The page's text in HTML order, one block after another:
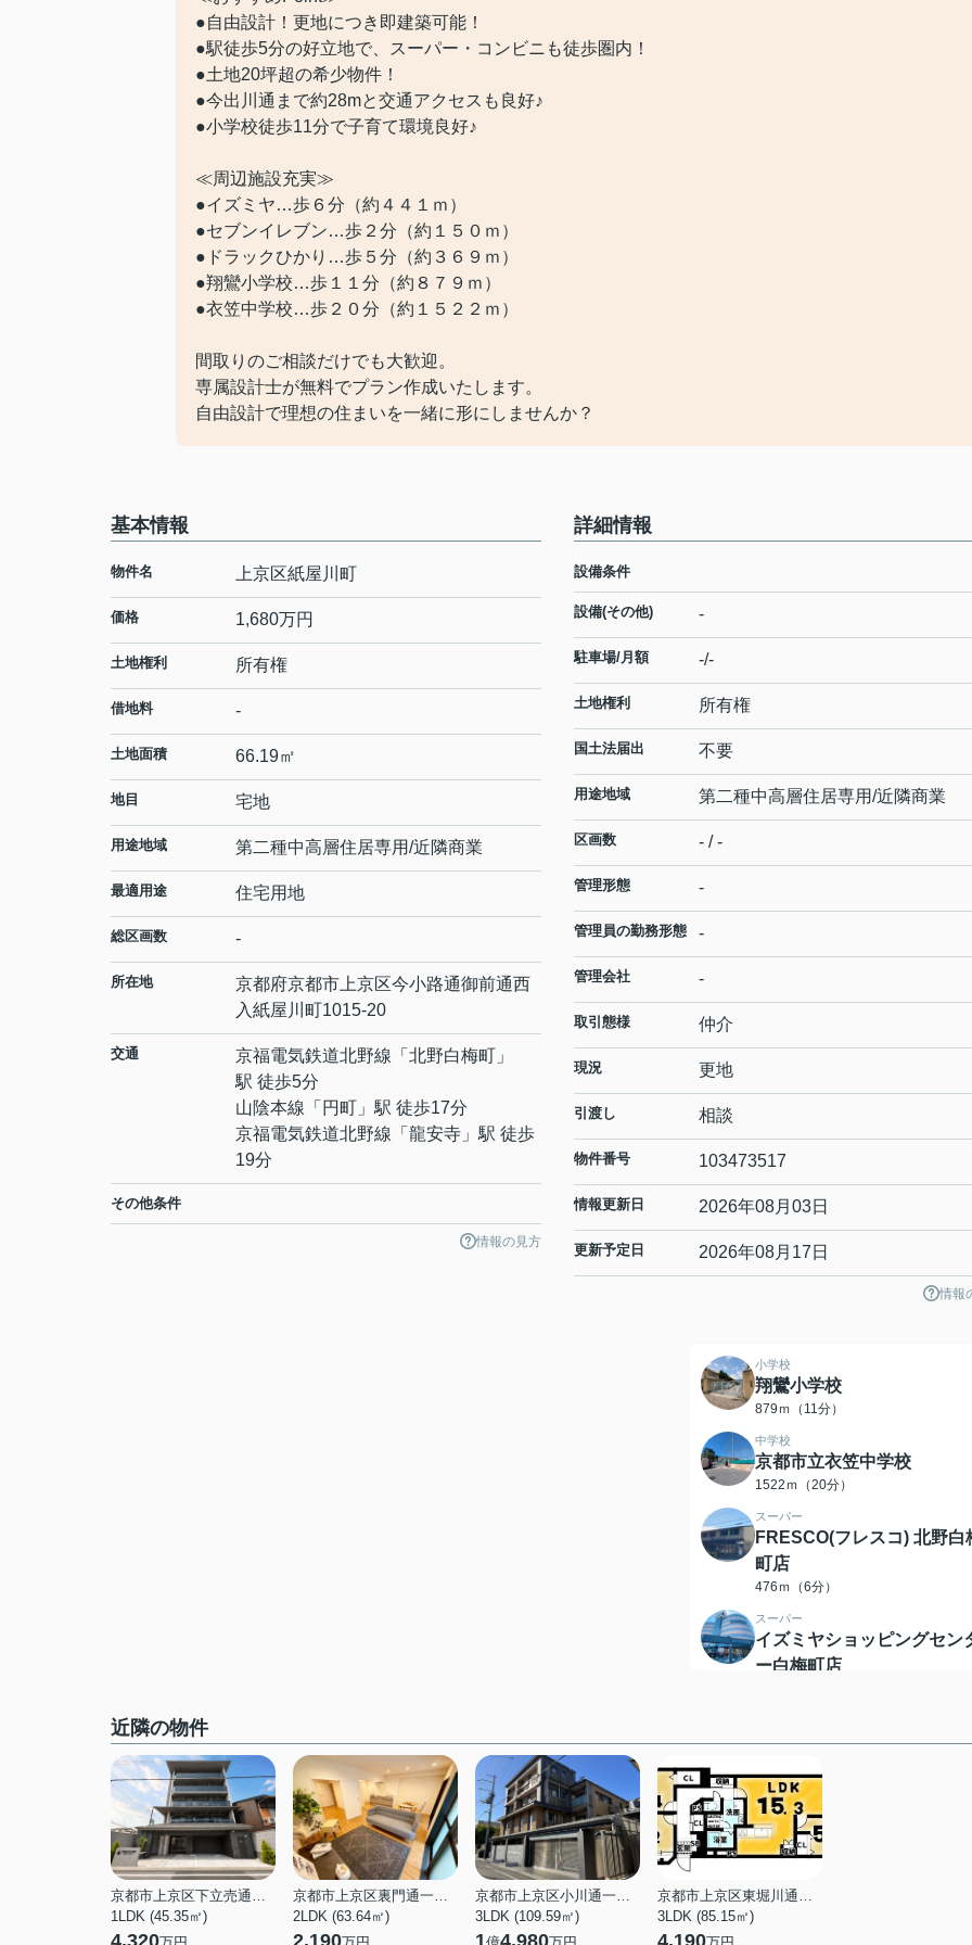
●自由設計！更地につき即建築可能！
●駅徒歩5分の好立地で、スーパー・コンビニも徒歩圏内！
●土地20坪超の希少物件！
●今出川通まで約28mと交通アクセスも良好♪
●小学校徒歩11分で子育て環境良好♪
≪周辺施設充実≫
●イズミヤ…歩６分（約４４１ｍ）
●セブンイレブン…歩２分（約１５０ｍ）
●ドラックひかり…歩５分（約３６９ｍ）
●翔鸞小学校…歩１１分（約８７９ｍ）
●衣笠中学校…歩２０分（約１５２２ｍ）
間取りのご相談だけでも大歓迎。
専属設計士が無料でプラン作成いたします。
自由設計で理想の住まいを一緒に形にしませんか？
基本情報
物件名 上京区紙屋川町
価格 1,680万円
土地権利 所有権
借地料 -
土地面積 66.19㎡
地目 宅地
用途地域 第二種中高層住居専用/近隣商業
最適用途 住宅用地
総区画数 -
所在地 京都府京都市上京区今小路通御前通西
入紙屋川町1015-20
交通 京福電気鉄道北野線 「 北野白梅町 」
駅 徒歩5分
山陰本線 「 円町 」駅 徒歩17分
京福電気鉄道北野線 「 龍安寺 」駅 徒歩
19分
その他条件
情報の見方
詳細情報
設備条件
設備(その他) -
駐車場/月額 -/-
土地権利 所有権
国土法届出 不要
用途地域 第二種中高層住居専用/近隣商業
区画数 - / -
管理形態 -
管理員の勤務形態 -
管理会社 -
取引態様 仲介
現況 更地
引渡し 相談
物件番号 103473517
情報更新日 2026年08月03日
更新予定日 2026年08月17日
情報
小学校
翔鸞小学校
879ｍ（11分）
中学校
京都市立衣笠中学校
1522ｍ（20分）
スーパー
FRESCO(フレスコ) 北野白
町店
476ｍ（6分）
スーパー
イズミヤショッピングセン
ー白梅町店
セブンイレブン 北野天満宮
150ｍ（2分）
コンビニエンスストア
ファミリーマート 北野白梅
486ｍ（7分）
近隣の物件
京都市上京区下立売通七本松東入長門町
1LDK (45.35㎡)
4,320
京都市上京区裏門通一条下る今新在家町
2LDK (63.64㎡)
2,190
京都市上京区小川通一条下る小川町
3LDK (109.59㎡)
1 4,980
京都市上京区東堀川通一条上る竪富田町
3LDK (85.15㎡)
4,190